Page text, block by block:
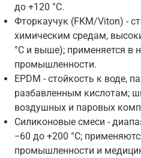
до +120 °C.
Фторкаучук (FKM/Viton) -
химическим средам,
°C и выше); применяется в
промышленности.
EPDM - стойкость к воде,
разбавленным кислотам;
воздушных и паровых
Силиконовые смеси -
−60 до +200 °C;
промышленности и